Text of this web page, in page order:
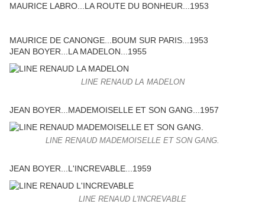
MAURICE LABRO...LA ROUTE DU BONHEUR...1953
MAURICE DE CANONGE...BOUM SUR PARIS...1953
JEAN BOYER...LA MADELON...1955
LINE RENAUD LA MADELON
JEAN BOYER...MADEMOISELLE ET SON GANG...1957
LINE RENAUD MADEMOISELLE ET SON GANG.
JEAN BOYER...L'INCREVABLE...1959
LINE RENAUD L'INCREVABLE